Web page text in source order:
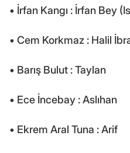
• İrfan Kangı : İrfan Bey
• Cem Korkmaz : Halil
• Barış Bulut : Taylan
• Ece İncebay : Aslıhan
• Ekrem Aral Tuna : Arif